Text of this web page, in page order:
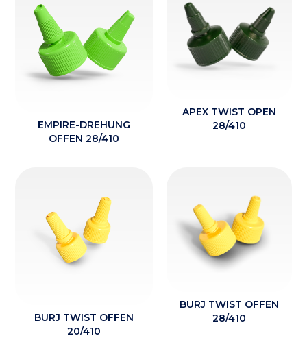
EMPIRE-DREHUNG
OFFEN 28/410
APEX TWIST OPEN
28/410
BURJ TWIST OFFEN
20/410
BURJ TWIST OFFEN
28/410